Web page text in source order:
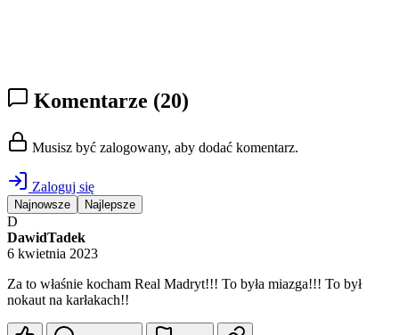
Komentarze (20)
Musisz być zalogowany, aby dodać komentarz.
Zaloguj się
Najnowsze Najlepsze
D
DawidTadek
6 kwietnia 2023
Za to właśnie kocham Real Madryt!!! To była miazga!!! To był
nokaut na karłakach!!